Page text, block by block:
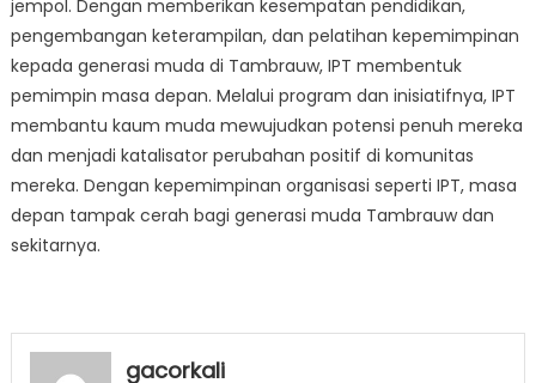
jempol. Dengan memberikan kesempatan pendidikan,
pengembangan keterampilan, dan pelatihan kepemimpinan
kepada generasi muda di Tambrauw, IPT membentuk
pemimpin masa depan. Melalui program dan inisiatifnya, IPT
membantu kaum muda mewujudkan potensi penuh mereka
dan menjadi katalisator perubahan positif di komunitas
mereka. Dengan kepemimpinan organisasi seperti IPT, masa
depan tampak cerah bagi generasi muda Tambrauw dan
sekitarnya.
gacorkali